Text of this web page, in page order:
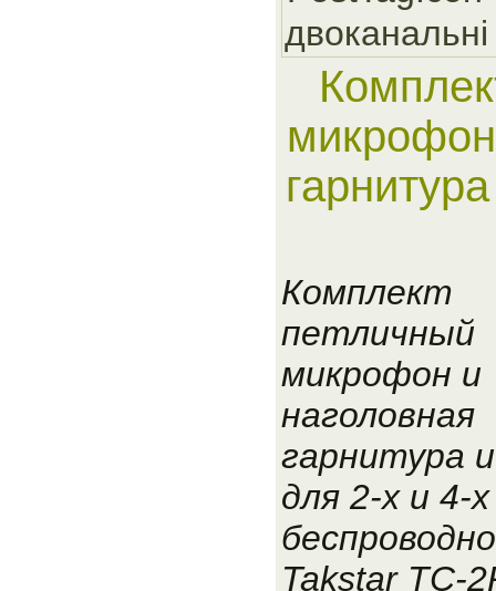
Комплект
петличный
микрофон и
наголовная
гарнитура
для 2-х и 4-
Takstar TC-